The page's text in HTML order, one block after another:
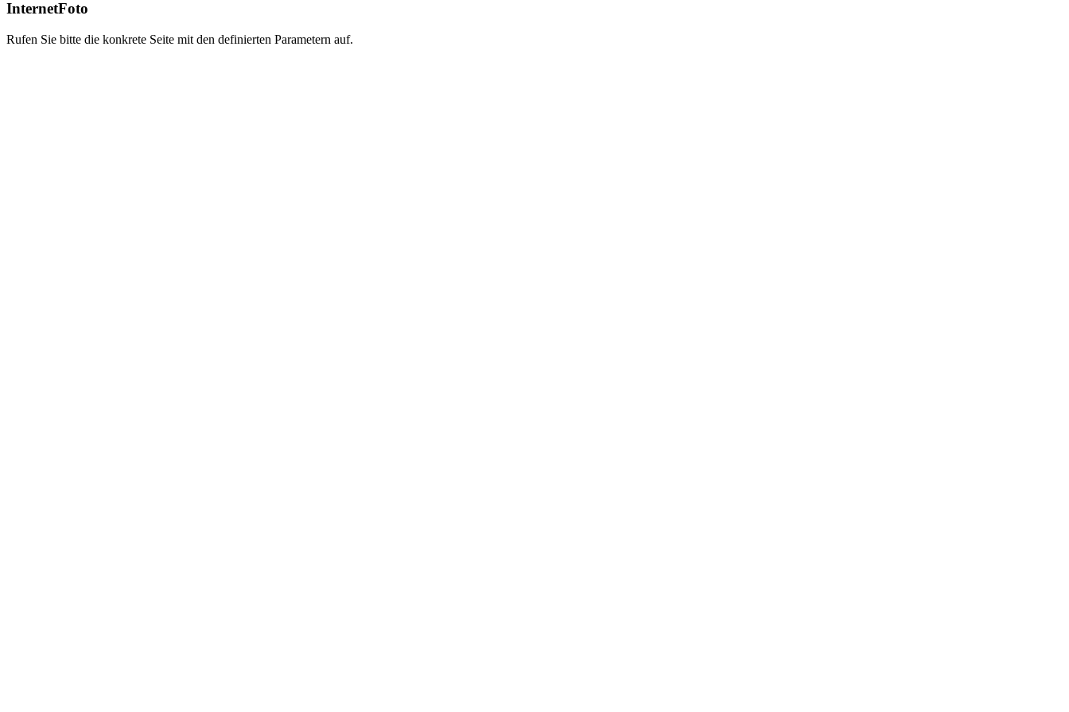
InternetFoto
Rufen Sie bitte die konkrete Seite mit den definierten Parametern auf.